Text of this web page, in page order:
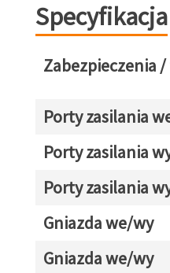
Specyfikacja
Zabezpieczenia
Porty zasilania
Porty zasilania
Porty zasilania
Gniazda we/wy
Gniazda we/wy